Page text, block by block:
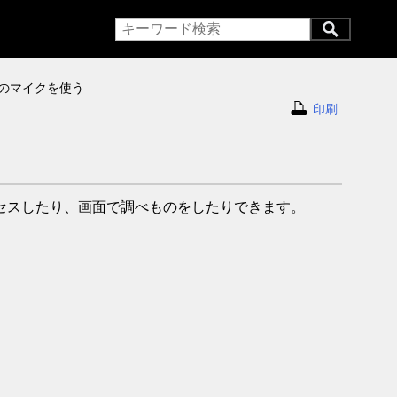
マイクを使う
印刷
したり、画面で調べものをしたりできます。